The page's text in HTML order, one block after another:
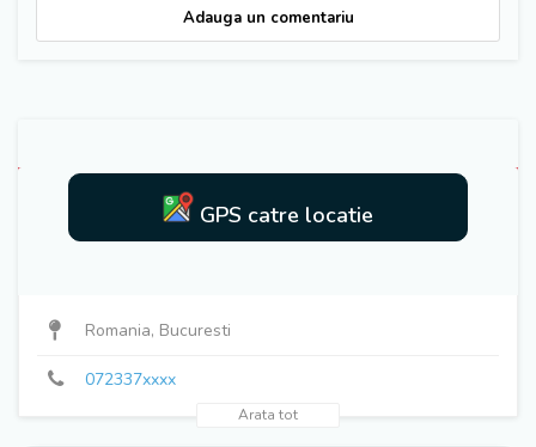
Adauga un comentariu
GPS catre locatie
Romania, Bucuresti
072337xxxx
Arata tot